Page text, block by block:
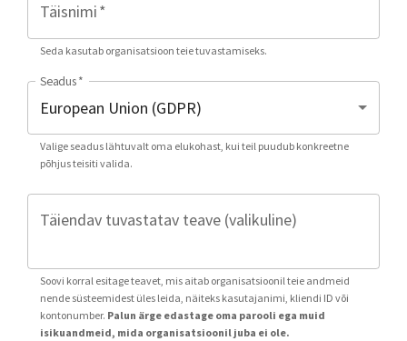
Täisnimi*
Seda kasutab organisatsioon teie tuvastamiseks.
Seadus*
Valige seadus lähtuvalt oma elukohast, kui teil puudub konkreetne
põhjus teisiti valida.
Täiendav tuvastatav teave (valikuline)
Soovi korral esitage teavet, mis aitab organisatsioonil teie andmeid
nende süsteemidest üles leida, näiteks kasutajanimi, kliendi ID või
kontonumber. Palun ärge edastage oma parooli ega muid
isikuandmeid, mida organisatsioonil juba ei ole.